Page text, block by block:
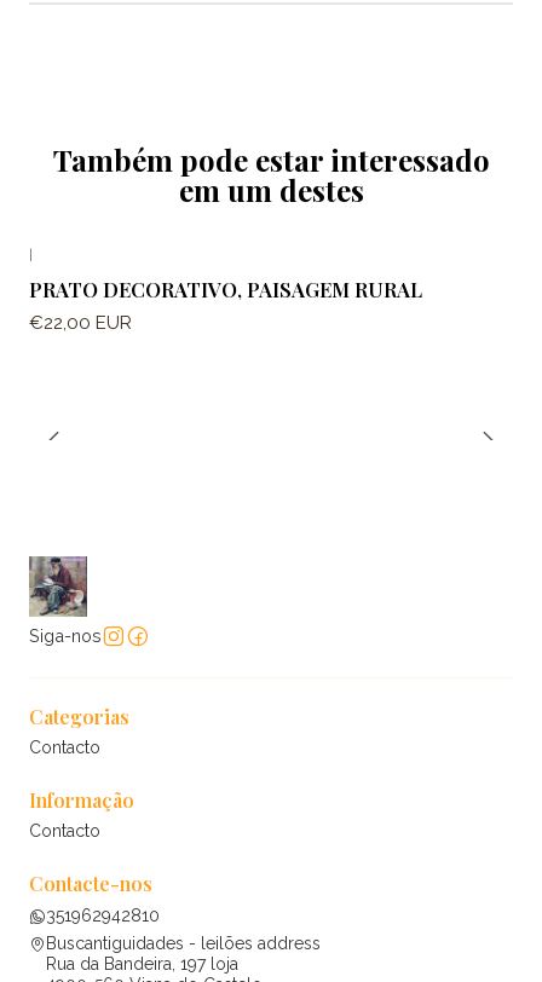
Também pode estar interessado
em um destes
PRATO DECORATIVO, PAISAGEM RURAL
€22,00 EUR
Siga-nos
Categorias
Contacto
Informação
Contacto
Contacte-nos
351962942810
Buscantiguidades - leilões address
Rua da Bandeira, 197 loja